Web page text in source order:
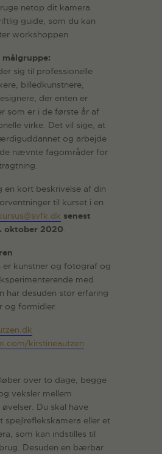
netop dit kamera
guide, som du kan
workshoppen
sig til professionelle
billedkunstnere,
der enten er
som er i de første år af
virke. Det vil sige, at
og arbejde
nævnte fagområder for
en kort beskrivelse af din
til kurset i en
senest
oktober 2020.
er kunstner og fotograf og
med
har desuden stor erfaring
og formidler.
kirstineautzen
over to dage, begge
veksler mellem
Du skal have
spejlreflekskamera eller et
som kan indstilles til
Desuden en bærbar